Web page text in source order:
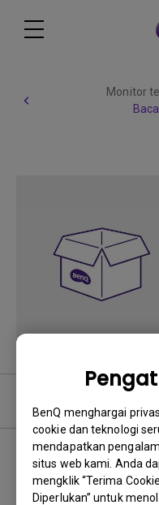
BenQ menghargai
cookie dan teknologi
mendapatkan
situs web kami. Anda
mengklik “Terima
Diperlukan” untuk
Monitor
0 hasil